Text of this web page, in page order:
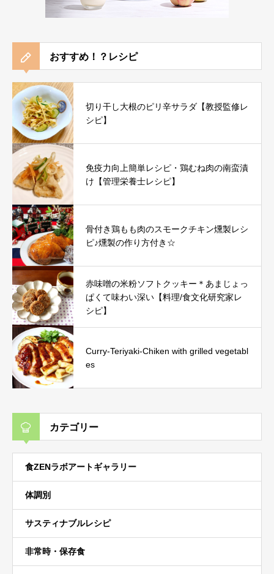
おすすめ！？レシピ
切り干し大根のピリ辛サラダ【教授監修レ
シピ】
免疫力向上簡単レシピ・鶏むね肉の南蛮漬
け【管理栄養士レシピ】
骨付き鶏もも肉のスモークチキン燻製レシ
ピ♪燻製の作り方付き☆
赤味噌の米粉ソフトクッキー＊あまじょっ
ぱくて味わい深い【料理/食文化研究家レ
シピ】
Curry-Teriyaki-Chiken with grilled vegetabl
es
カテゴリー
食ZENラボアートギャラリー
体調別
サスティナブルレシピ
非常時・保存食